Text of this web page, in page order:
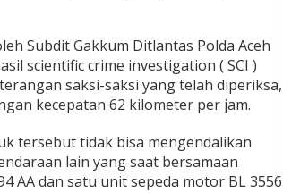
Subdit Gakkum Ditlantas Polda Aceh
scientific crime investigation ( SCI )
saksi-saksi yang telah diperiksa,
kecepatan 62 kilometer per jam.
tersebut tidak bisa mengendalikan
lain yang saat bersamaan
AA dan satu unit sepeda motor BL 3556